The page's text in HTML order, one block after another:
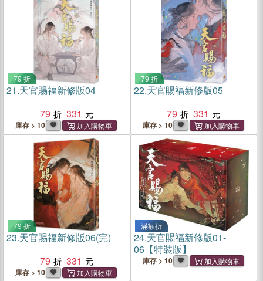
79 折
21.天官賜福新修版04
79
331
庫存 > 10
79 折
22.天官賜福新修版05
79
331
庫存 > 10
79 折
23.天官賜福新修版06(完)
79
331
庫存 > 10
滿額折
24.天官賜福新修版01-
06【特裝版】
庫存 > 10